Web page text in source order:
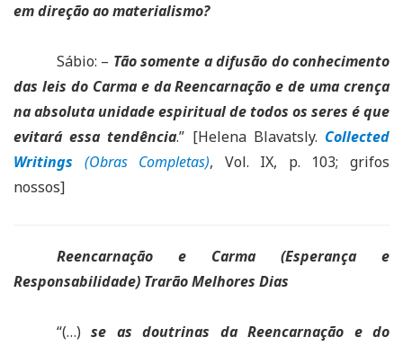
em direção ao materialismo?
Sábio: – Tão somente a difusão do conhecimento
das leis do Carma e da Reencarnação e de uma crença
na absoluta unidade espiritual de todos os seres é que
evitará essa tendência.” [Helena Blavatsly. Collected
Writings (Obras Completas), Vol. IX, p. 103; grifos
nossos]
Reencarnação e Carma (Esperança e
Responsabilidade) Trarão Melhores Dias
“(…)se as doutrinas da Reencarnação e do